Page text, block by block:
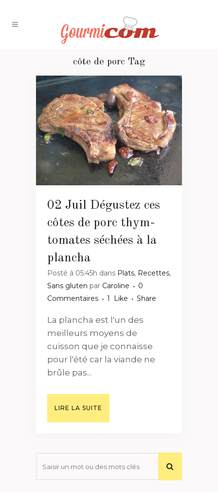
côte de porc Tag
02 Juil Dégustez ces
côtes de porc thym-
tomates séchées à la
plancha
Posté à 05:45h dans Plats, Recettes,
Sans gluten par Caroline
0
Commentaires
1 Like Share
La plancha est l'un des
meilleurs moyens de
cuisson que je connaisse
pour l'été car la viande ne
brûle pas...
LIRE LA SUITE